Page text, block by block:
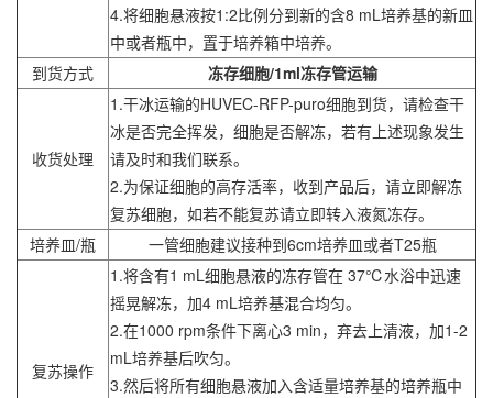
4.将细胞悬液按1:2比例分到新的含8 mL培养基的新皿
中或者瓶中，置于培养箱中培养。
到货方式
冻存细胞/1ml冻存管运输
收货处理
1.干冰运输的HUVEC-RFP-puro细胞到货，请检查干
冰是否完全挥发，细胞是否解冻，若有上述现象发生
请及时和我们联系。
2.为保证细胞的高存活率，收到产品后，请立即解冻
复苏细胞，如若不能复苏请立即转入液氮冻存。
培养皿/瓶
一管细胞建议接种到6cm培养皿或者T25瓶
复苏操作
1.将含有1 mL细胞悬液的冻存管在 37℃水浴中迅速
摇晃解冻，加4 mL培养基混合均匀。
2.在1000 rpm条件下离心3 min，弃去上清液，加1-2
mL培养基后吹匀。
3.然后将所有细胞悬液加入含适量培养基的培养瓶中